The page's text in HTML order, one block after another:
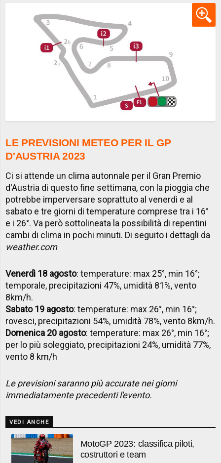
LE PREVISIONI METEO PER IL GP
D'AUSTRIA 2023
Ci si attende un clima autonnale per il Gran Premio
d'Austria di questo fine settimana, con la pioggia che
potrebbe imperversare soprattuto al venerdì e al
sabato e tre giorni di temperature comprese tra i 16°
e i 26°. Va però sottolineata la possibilità di repentini
cambi di clima in pochi minuti. Di seguito i dettagli da
weather.com
Venerdì 18 agosto: temperature: max 25°, min 16°;
temporale, precipitazioni 47%, umidità 81%, vento
8km/h.
Sabato 19 agosto: temperature: max 26°, min 16°;
rovesci, precipitazioni 54%, umidità 78%, vento 8km/h.
Domenica 20 agosto: temperature: max 26°, min 16°;
per lo più soleggiato, precipitazioni 24%, umidità 77%,
vento 8 km/h
Le previsioni saranno più accurate nei giorni
immediatamente precedenti l'evento.
VEDI ANCHE
MotoGP 2023: classifica piloti,
costruttori e team